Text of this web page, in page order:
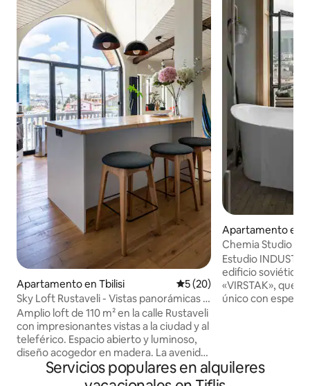
Apartamento en Tbilisi Calificación promedio: 5 de
5 (20)
Sky Loft Rustaveli - Vistas panorámicas y
estancia de lujo
Amplio loft de 110 m² en la calle Rustaveli
con impresionantes vistas a la ciudad y al
teleférico. Espacio abierto y luminoso,
diseño acogedor en madera. La avenida
Rustaveli es una de las zonas más
dinámicas y prestigiosas de Tiflis, ideal
Apartamento en
Chemia Studio
Estudio
edificio soviético
«VIRSTAK», que
único con
comodidades de
en muebles
Servicios populares en alquileres